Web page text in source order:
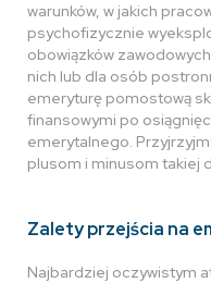
warunków, w jakich
psychofizycznie
obowiązków
nich lub dla osób
emeryturę pomostową
finansowymi po
emerytalnego.
plusom i minusom takiej
Zalety przejścia na
Najbardziej oczywistym